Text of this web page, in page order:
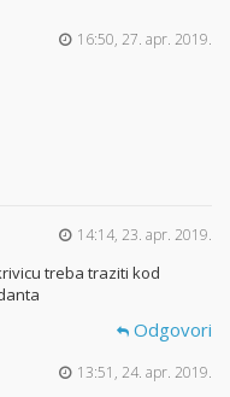
16:50, 27. apr. 2019.
14:14, 23. apr. 2019.
treba traziti kod
Odgovori
13:51, 24. apr. 2019.